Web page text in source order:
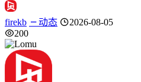
firekb 动态
2026-08-05
200